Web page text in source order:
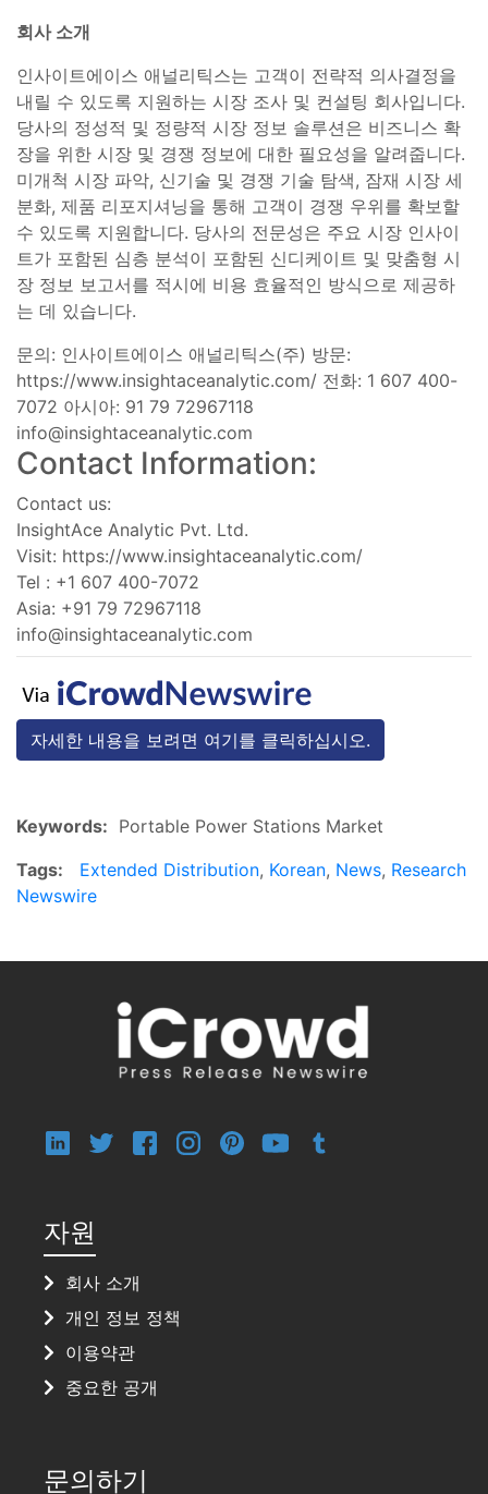
회사 소개
인사이트에이스 애널리틱스는 고객이 전략적 의사결정을
내릴 수 있도록 지원하는 시장 조사 및 컨설팅 회사입니다.
당사의 정성적 및 정량적 시장 정보 솔루션은 비즈니스 확
장을 위한 시장 및 경쟁 정보에 대한 필요성을 알려줍니다.
미개척 시장 파악, 신기술 및 경쟁 기술 탐색, 잠재 시장 세
분화, 제품 리포지셔닝을 통해 고객이 경쟁 우위를 확보할
수 있도록 지원합니다. 당사의 전문성은 주요 시장 인사이
트가 포함된 심층 분석이 포함된 신디케이트 및 맞춤형 시
장 정보 보고서를 적시에 비용 효율적인 방식으로 제공하
는 데 있습니다.
문의: 인사이트에이스 애널리틱스(주) 방문:
https://www.insightaceanalytic.com/ 전화: 1 607 400-
7072 아시아: 91 79 72967118
info@insightaceanalytic.com
Contact Information:
Contact us:
InsightAce Analytic Pvt. Ltd.
Visit: https://www.insightaceanalytic.com/
Tel : +1 607 400-7072
Asia: +91 79 72967118
info@insightaceanalytic.com
자세한 내용을 보려면 여기를 클릭하십시오.
Keywords: Portable Power Stations Market
Tags:
Extended Distribution, Korean, News, Research
Newswire
자원
회사 소개
개인 정보 정책
이용약관
중요한 공개
문의하기